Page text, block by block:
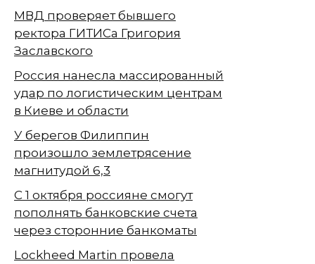
МВД проверяет бывшего
ректора ГИТИСа Григория
Заславского
Россия нанесла массированный
удар по логистическим центрам
в Киеве и области
У берегов Филиппин
произошло землетрясение
магнитудой 6,3
С 1 октября россияне смогут
пополнять банковские счета
через сторонние банкоматы
Lockheed Martin провела